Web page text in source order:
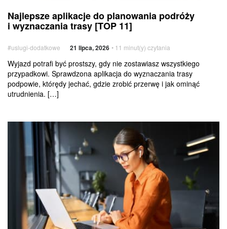
aplikacje
do planowania
i wyznaczania
trasy
[TOP
11]
Usługi
dodatkowe
Najlepsze aplikacje do planowania podróży
i wyznaczania trasy [TOP 11]
#uslugi-dodatkowe 21 lipca, 2026 • 11 minut(y) czytania
Wyjazd potrafi być prostszy, gdy nie zostawiasz wszystkiego
przypadkowi. Sprawdzona aplikacja do wyznaczania trasy
podpowie, którędy jechać, gdzie zrobić przerwę i jak ominąć
utrudnienia. […]
DDR4
czy DDR5
pamięć
RAM
wybrać
do laptopa
biznesowego
i domowego?